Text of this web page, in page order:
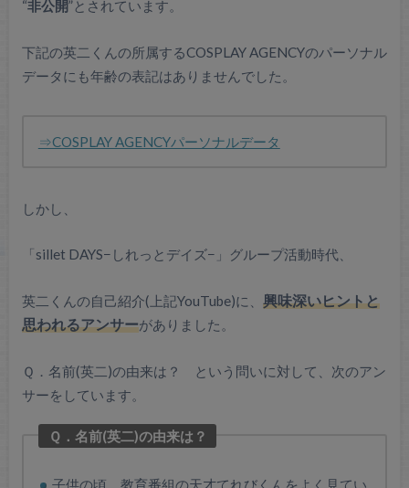
“非公開”とされています。
下記の英二くんの所属するCOSPLAY AGENCYのパーソナル
データにも年齢の表記はありませんでした。
⇒COSPLAY AGENCYパーソナルデータ
しかし、
「sillet DAYS−しれっとデイズ−」グループ活動時代、
英二くんの自己紹介(上記YouTube)に、 興味深いヒントと
思われるアンサーがありました。
Ｑ．名前(英二)の由来は？ という問いに対して、次のアン
サーをしています。
Ｑ．名前(英二)の由来は？
子供の頃、教育番組の天才てれびくんをよく見てい